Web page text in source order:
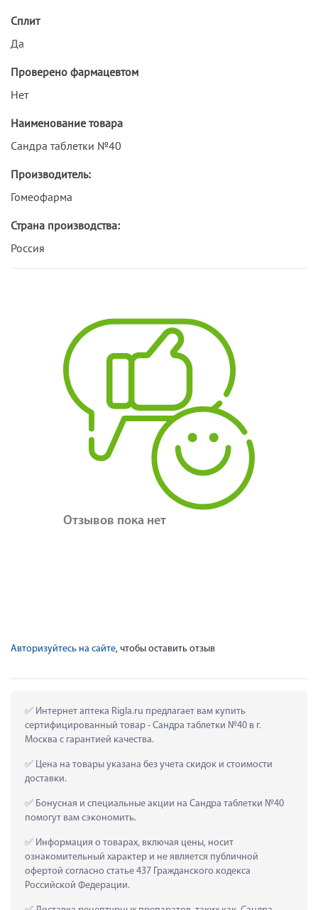
Сплит
Да
Проверено фармацевтом
Нет
Наименование товара
Сандра таблетки №40
Производитель:
Гомеофарма
Страна производства:
Россия
Отзывов пока нет
Авторизуйтесь на сайте, чтобы оставить отзыв
Интернет аптека Rigla.ru предлагает вам купить
сертифицированный товар - Сандра таблетки №40 в г.
Москва с гарантией качества.
Цена на товары указана без учета скидок и стоимости
доставки.
Бонусная и специальные акции на Сандра таблетки №40
помогут вам сэкономить.
Информация о товарах, включая цены, носит
ознакомительный характер и не является публичной
офертой согласно статье 437 Гражданского кодекса
Российской Федерации.